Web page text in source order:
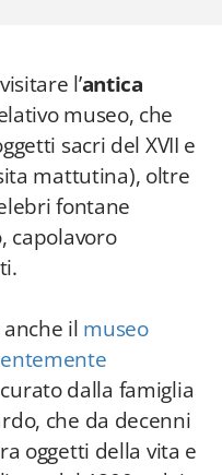
l’antica
museo, che
sacri del XVII e
mattutina), oltre
fontane
capolavoro
il museo
dalla famiglia
che da decenni
oggetti della vita e